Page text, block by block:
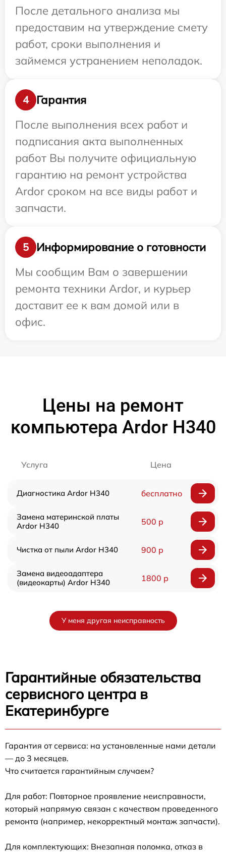
После детального анализа мы
предоставим на утверждение смету
работ, сроки выполнения и
займемся устранением неполадок.
4
Гарантия
После выполнения всех работ и
подписания акта выполненных
работ Вы получите официальную
гарантию на ремонт устройства
Ardor сроком на все виды работ и
запчасти.
5
Информирование о готовности
Мы сообщим Вам о завершении
ремонта техники Ardor, и курьер
доставит ее к вам домой или в
офис.
Цены на ремонт
компьютера Ardor H340
Услуга Цена
Диагностика Ardor H340 бесплатно
Замена материнской платы
Ardor H340
500 р
Чистка от пыли Ardor H340 900 р
Замена видеоадаптера
(видеокарты) Ardor H340
1800 р
У меня другая неисправность
Гарантийные обязательства
сервисного центра в
Екатеринбурге
Гарантия от сервиса: на установленные нами детали
— до 3 месяцев.
Что считается гарантийным случаем?
Для работ: Повторное проявление неисправности,
который напрямую связан с качеством проведенного
ремонта (например, некорректный монтаж запчасти).
Для комплектующих: Внезапная поломка, отказ в